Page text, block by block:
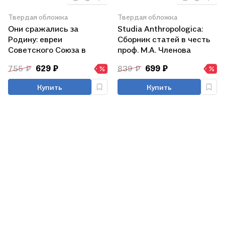
Твердая обложка
Они сражались за
Родину: евреи
Советского Союза в
войне.
755 ₽ 629 ₽
Купить
Твердая обложка
Studia Anthropologica:
Сборник статей в честь
проф. М.А. Членова
839 ₽ 699 ₽
Купить